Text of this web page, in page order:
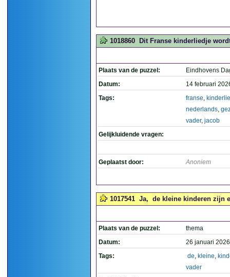
1018860 Dit Franse kinderliedje
Plaats van de puzzel:
Eindhovens
Datum:
14 februari
Tags:
franse,
nederlands,
vader, jacob
Gelijkluidende vragen:
Geplaatst door: Anoniem
1017541 Ja, de kleine kinderen zijn
Plaats van de puzzel:
thema
Datum:
26 januari
Tags:
de, kleine,
vader